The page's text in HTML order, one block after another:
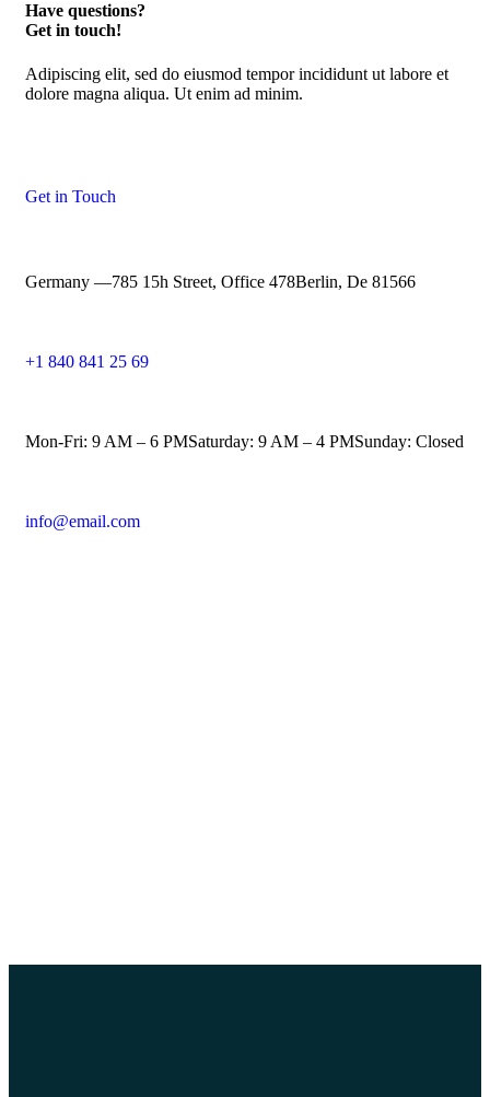
Have questions?
Get in touch!
Adipiscing elit, sed do eiusmod tempor incididunt ut labore et
dolore magna aliqua. Ut enim ad minim.
Get in Touch
Germany —785 15h Street, Office 478Berlin, De 81566
+1 840 841 25 69
Mon-Fri: 9 AM – 6 PMSaturday: 9 AM – 4 PMSunday: Closed
info@email.com